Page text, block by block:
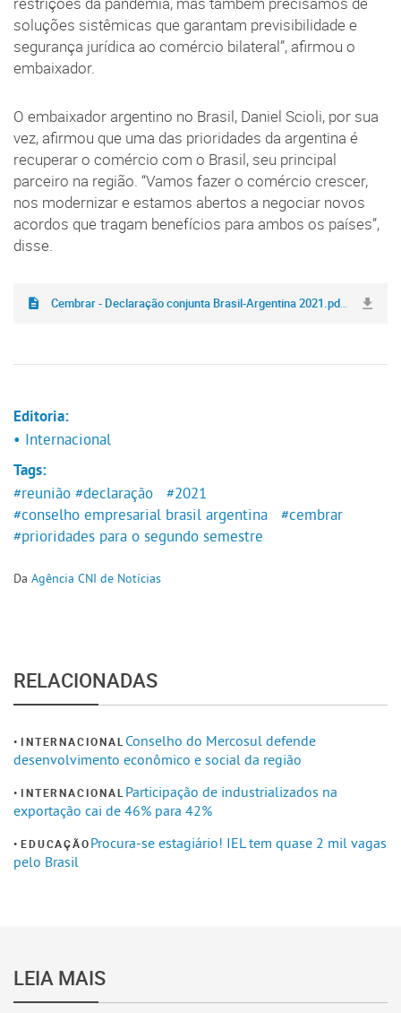
restrições da pandemia, mas também precisamos de
soluções sistêmicas que garantam previsibilidade e
segurança jurídica ao comércio bilateral”, afirmou o
embaixador.
O embaixador argentino no Brasil, Daniel Scioli, por sua
vez, afirmou que uma das prioridades da argentina é
recuperar o comércio com o Brasil, seu principal
parceiro na região. “Vamos fazer o comércio crescer,
nos modernizar e estamos abertos a negociar novos
acordos que tragam benefícios para ambos os países”,
disse.
Cembrar - Declaração conjunta Brasil-Argentina 2021.pdf (761,9 KB)
Editoria:
• Internacional
Tags:
#reunião #declaração
#2021
#conselho empresarial brasil argentina
#cembrar
#prioridades para o segundo semestre
Da Agência CNI de Notícias
RELACIONADAS
INTERNACIONALConselho do Mercosul defende
desenvolvimento econômico e social da região
INTERNACIONALParticipação de industrializados na
exportação cai de 46% para 42%
EDUCAÇÃOProcura-se estagiário! IEL tem quase 2 mil vagas
pelo Brasil
LEIA MAIS